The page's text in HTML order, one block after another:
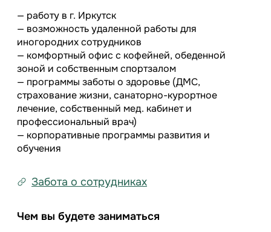
— работу в г. Иркутск
— возможность удаленной работы для
иногородних сотрудников
— комфортный офис с кофейней, обеденной
зоной и собственным спортзалом
— программы заботы о здоровье (ДМС,
страхование жизни, санаторно-курортное
лечение, собственный мед. кабинет и
профессиональный врач)
— корпоративные программы развития и
обучения
Забота о сотрудниках
Чем вы будете заниматься